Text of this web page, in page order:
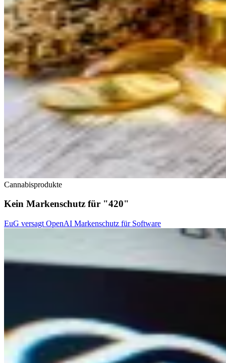
Cannabisprodukte
Kein Markenschutz für "420"
EuG versagt OpenAI Markenschutz für Software